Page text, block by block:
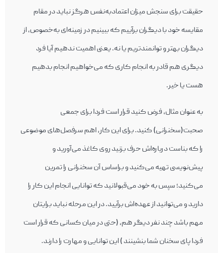
حقیقت برای سنجش میزان اعتمادبه‌نفس هرگز نباید در مقام
مقایسه خود با دیگران برآییم که ببینیم در زمینه‌ای به‌خصوص، از
دیگران بهتر و توانمندتریم یا نه. یعنی اهمیت ندهیم آیا فرد
دیگری هم قادر به انجام کاری که می‌خواهیم انجام بدهیم
هست یا خیر.
به عنوان مثال، فرض کنید قرار است فردا برای جمعی
صحبت(سخنرانی) کنید. برای این کار، اهم سرفصل‌های موضوعی
را که بناست درباره‌‎اش حرف بزنید روی کاغذ می‌آورید و
پیش‌‎نویسی تهیه می‌‎کنید و براساس آن سخنرانی را تمرین
می‌‎کنید؛ سپس به خود می‌قبولانید که توانایی انجام این کار را
دارید و می‌‎توانید از عهده‌اش برآیید. در این مرحله نباید برای‎تان
مهم باشد چند نفر دیگر هم، (حتی در میان کسانی که قرار است
فردا پای سخنان شما بنشینند ) این توانایی و مهارت را دارند.